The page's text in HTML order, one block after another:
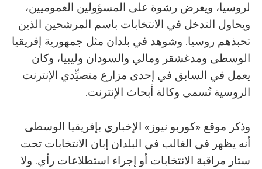
لروسيا، ويعرض رشوة على المسؤولين العموميين،
ويحاول التدخل في الانتخابات باسم المرشحين الذين
تحبذهم روسيا. وشوهد في بلدان مثل جمهورية إفريقيا
الوسطى ومدغشقر ومالي والسودان وليبيا، وكان
يعمل في السابق في إحدى مزارع متصيِّدي الإنترنت
الروسية تُسمى وكالة أبحاث الإنترنت.
وذكر موقع «كوربو نيوز» الإخباري بإفريقيا الوسطى
أنه يظهر في الغالب في البلدان إبان الانتخابات تحت
ستار مراقبة الانتخابات أو إجراء استطلاعات رأي. ولا